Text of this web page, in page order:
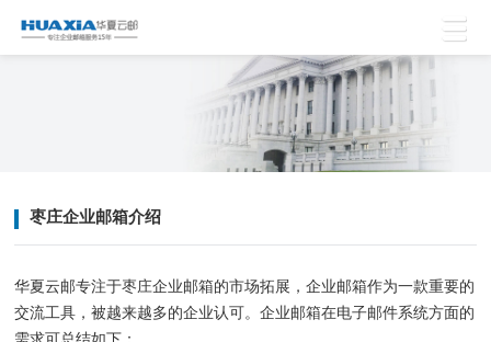
枣庄企业邮箱介绍
华夏云邮专注于枣庄企业邮箱的市场拓展，企业邮箱作为一款重要的
交流工具，被越来越多的企业认可。企业邮箱在电子邮件系统方面的